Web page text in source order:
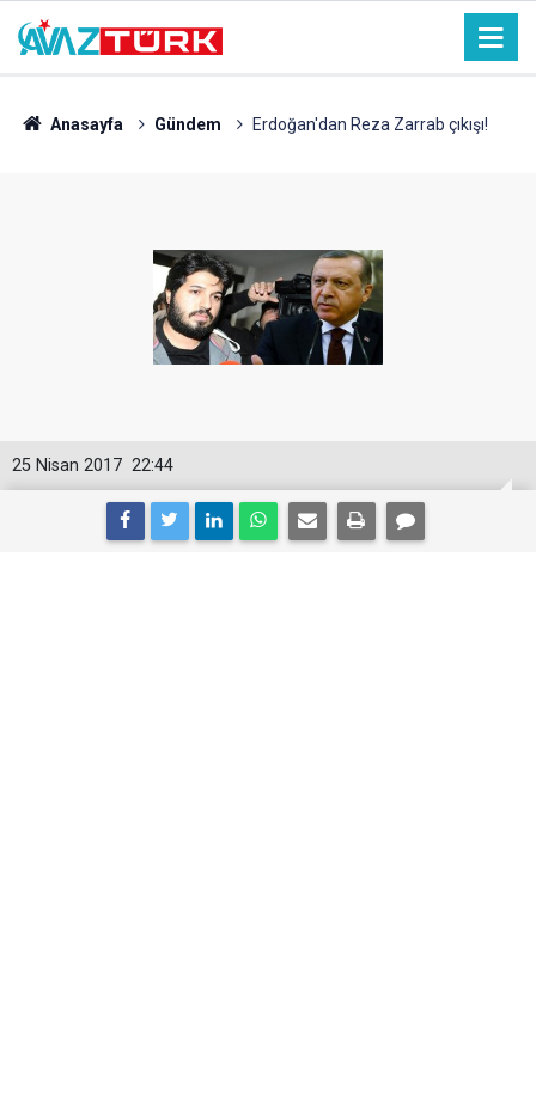
Anasayfa Gündem Erdoğan'dan Reza Zarrab çıkışı!
22:44
25 Nisan 2017